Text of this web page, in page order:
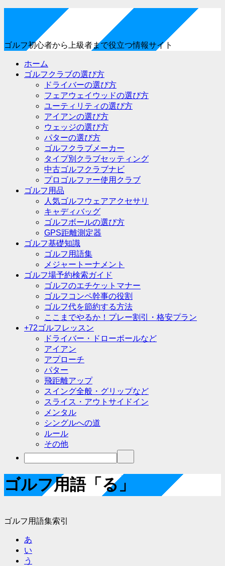
ゴルフ初心者から上級者まで役立つ情報サイト
ホーム
ゴルフクラブの選び方
ドライバーの選び方
フェアウェイウッドの選び方
ユーティリティの選び方
アイアンの選び方
ウェッジの選び方
パターの選び方
ゴルフクラブメーカー
タイプ別クラブセッティング
中古ゴルフクラブナビ
プロゴルファー使用クラブ
ゴルフ用品
人気ゴルフウェアアクセサリ
キャディバッグ
ゴルフボールの選び方
GPS距離測定器
ゴルフ基礎知識
ゴルフ用語集
メジャートーナメント
ゴルフ場予約検索ガイド
ゴルフのエチケットマナー
ゴルフコンペ幹事の役割
ゴルフ代を節約する方法
ここまでやるか！プレー割引・格安プラン
+72ゴルフレッスン
ドライバー・ドローボールなど
アイアン
アプローチ
パター
飛距離アップ
スイング全般・グリップなど
スライス・アウトサイドイン
メンタル
シングルへの道
ルール
その他
ゴルフ用語「る」
ゴルフ用語集索引
あ
い
う